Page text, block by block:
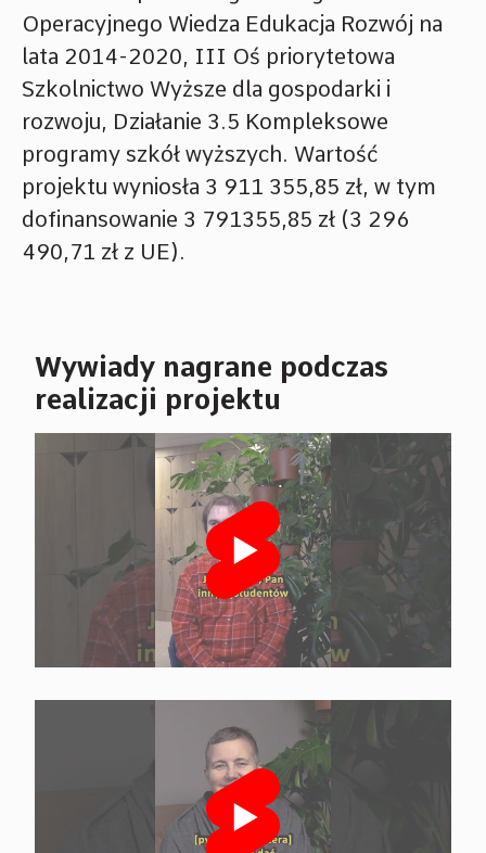
Operacyjnego Wiedza Edukacja Rozwój na
lata 2014-2020, III Oś priorytetowa
Szkolnictwo Wyższe dla gospodarki i
rozwoju, Działanie 3.5 Kompleksowe
programy szkół wyższych. Wartość
projektu wyniosła 3 911 355,85 zł, w tym
dofinansowanie 3 791355,85 zł (3 296
490,71 zł z UE).
Wywiady nagrane podczas
realizacji projektu